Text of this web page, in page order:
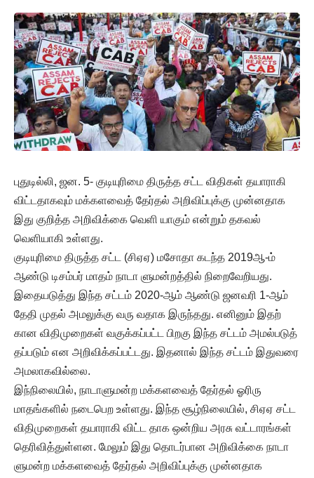
புதுடில்லி, ஜன. 5- குடியுரிமை திருத்த சட்ட விதிகள் தயாராகி
விட்டதாகவும் மக்களவைத் தேர்தல் அறிவிப்புக்கு முன்னதாக
இது குறித்த அறிவிக்கை வெளி யாகும் என்றும் தகவல்
வெளியாகி உள்ளது.
குடியுரிமை திருத்த சட்ட (சிஏஏ) மசோதா கடந்த 2019ஆ-ம்
ஆண்டு டிசம்பர் மாதம் நாடா ளுமன்றத்தில் நிறைவேறியது.
இதையடுத்து இந்த சட்டம் 2020-ஆம் ஆண்டு ஜனவரி 1-ஆம்
தேதி முதல் அமலுக்கு வரு வதாக இருந்தது. எனினும் இதற்
கான விதிமுறைகள் வகுக்கப்பட்ட பிறகு இந்த சட்டம் அமல்படுத்
தப்படும் என அறிவிக்கப்பட்டது. இதனால் இந்த சட்டம் இதுவரை
அமலாகவில்லை.
இந்நிலையில், நாடாளுமன்ற மக்களவைத் தேர்தல் ஓரிரு
மாதங்களில் நடைபெற உள்ளது. இந்த சூழ்நிலையில், சிஏஏ சட்ட
விதிமுறைகள் தயாராகி விட்ட தாக ஒன்றிய அரசு வட்டாரங்கள்
தெரிவித்துள்ளன. மேலும் இது தொடர்பான அறிவிக்கை நாடா
ளுமன்ற மக்களவைத் தேர்தல் அறிவிப்புக்கு முன்னதாக